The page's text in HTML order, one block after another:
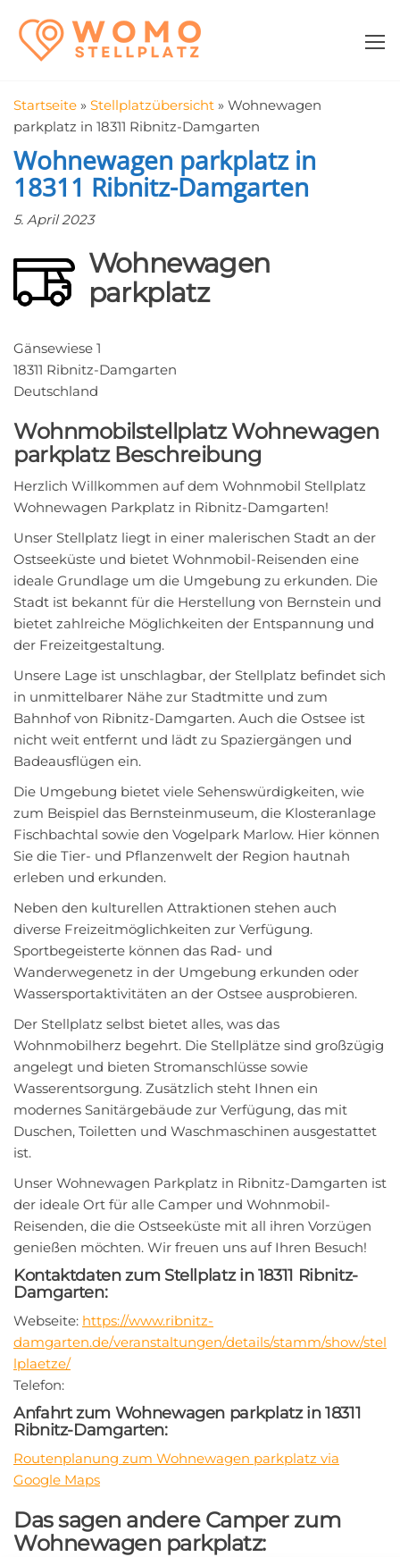
Inhalt
springen
in der Nähe
Startseite » Stellplatzübersicht » Wohnewagen
parkplatz in 18311 Ribnitz-Damgarten
Wohnewagen parkplatz in
18311 Ribnitz-Damgarten
5. April 2023
Wohnewagen
parkplatz
Gänsewiese 1
18311 Ribnitz-Damgarten
Deutschland
Wohnmobilstellplatz Wohnewagen
parkplatz Beschreibung
Herzlich Willkommen auf dem Wohnmobil Stellplatz
Wohnewagen Parkplatz in Ribnitz-Damgarten!
Unser Stellplatz liegt in einer malerischen Stadt an der
Ostseeküste und bietet Wohnmobil-Reisenden eine
ideale Grundlage um die Umgebung zu erkunden. Die
Stadt ist bekannt für die Herstellung von Bernstein und
bietet zahlreiche Möglichkeiten der Entspannung und
der Freizeitgestaltung.
Unsere Lage ist unschlagbar, der Stellplatz befindet sich
in unmittelbarer Nähe zur Stadtmitte und zum
Bahnhof von Ribnitz-Damgarten. Auch die Ostsee ist
nicht weit entfernt und lädt zu Spaziergängen und
Badeausflügen ein.
Die Umgebung bietet viele Sehenswürdigkeiten, wie
zum Beispiel das Bernsteinmuseum, die Klosteranlage
Fischbachtal sowie den Vogelpark Marlow. Hier können
Sie die Tier- und Pflanzenwelt der Region hautnah
erleben und erkunden.
Neben den kulturellen Attraktionen stehen auch
diverse Freizeitmöglichkeiten zur Verfügung.
Sportbegeisterte können das Rad- und
Wanderwegenetz in der Umgebung erkunden oder
Wassersportaktivitäten an der Ostsee ausprobieren.
Der Stellplatz selbst bietet alles, was das
Wohnmobilherz begehrt. Die Stellplätze sind großzügig
angelegt und bieten Stromanschlüsse sowie
Wasserentsorgung. Zusätzlich steht Ihnen ein
modernes Sanitärgebäude zur Verfügung, das mit
Duschen, Toiletten und Waschmaschinen ausgestattet
ist.
Unser Wohnewagen Parkplatz in Ribnitz-Damgarten ist
der ideale Ort für alle Camper und Wohnmobil-
Reisenden, die die Ostseeküste mit all ihren Vorzügen
genießen möchten. Wir freuen uns auf Ihren Besuch!
Kontaktdaten zum Stellplatz in 18311 Ribnitz-
Damgarten:
Webseite: https://www.ribnitz-
damgarten.de/veranstaltungen/details/stamm/show/stel
lplaetze/
Telefon:
Anfahrt zum Wohnewagen parkplatz in 18311
Ribnitz-Damgarten:
Routenplanung zum Wohnewagen parkplatz via
Google Maps
Das sagen andere Camper zum
Wohnewagen parkplatz: